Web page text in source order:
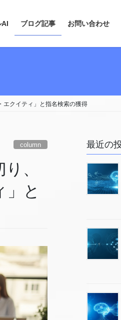
AI ブログ記事 お問い合わせ
エクイティ」と指名検索の獲得
column
、
と
最近の